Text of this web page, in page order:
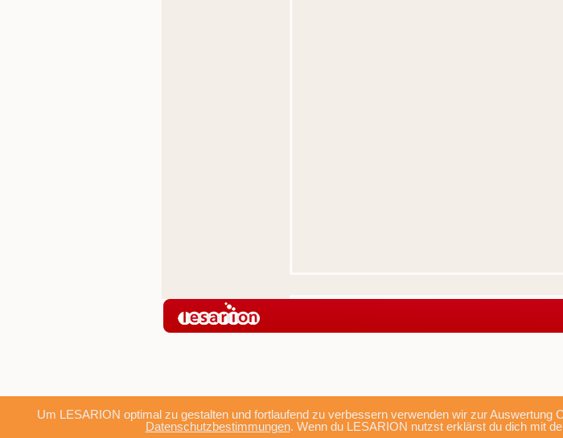
Um LESARION optimal zu gestalten und fortlaufend zu verbessern verwenden wir zur Auswertung
Datenschutzbestimmungen. Wenn du LESARION nutzst erklärst du dich mit